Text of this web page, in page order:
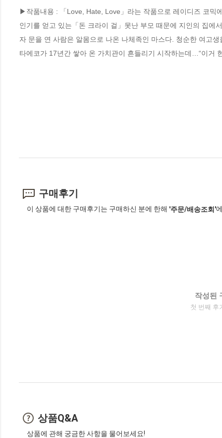
▶작품내용 : 「Love, Hate, Love」라는 작품으로 레이디즈 코믹
인기를 얻고 있는「돈 크라이 걸」못난 부모 때문에 지인의 집에
자 문을 연 사람은 알몸으로 나온 나체족인 마스다. 청순한 여고
타에코가 17년간 쌓아 온 가치관이 흔들리기 시작하는데…“이거
구매후기
이 상품에 대한 구매후기는 구매하신 분에 한해 '주문/배송조회'
작성된
첫 번째 후
상품Q&A
상품에 관해 궁금한 사항을 물어보세요!